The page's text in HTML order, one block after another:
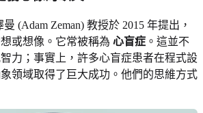
(Adam Zeman) 教授於 2015 年提出，
或想像。它常被稱為 心盲症 。這並不
力；事實上，許多心盲症患者在程式設
領域取得了巨大成功。他們的思維方式